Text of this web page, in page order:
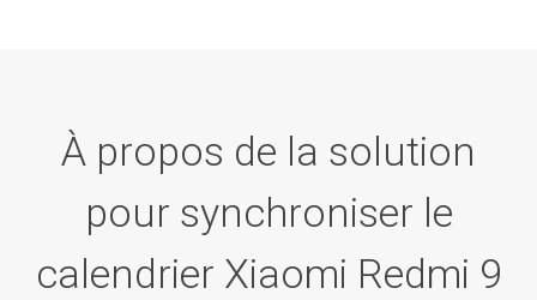
À propos de la solution
pour synchroniser le
calendrier Xiaomi Redmi 9